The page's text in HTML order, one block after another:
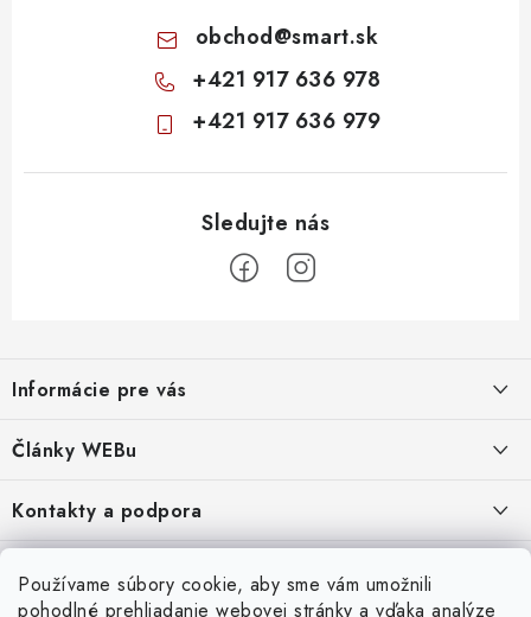
Používame súbory cookie, aby sme vám umožnili
pohodlné prehliadanie webovej stránky a vďaka analýze
obchod@smart.sk
+421 917 636 978
+421 917 636 979
p
ä
e
Informácie pre vás
Obchodné podmienky
Moja objednávka
Odstúpenie od zmluvy
Články WEBu
Dôležité oznamy
16.6.2026
Nákup na splátky
23.10.2022
Kontakty a podpora
2.8.2022
Servisné služby